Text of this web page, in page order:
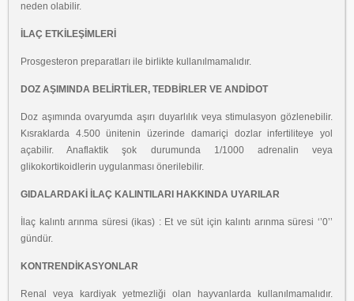
neden olabilir.
İLAÇ ETKİLEŞİMLERİ
Prosgesteron preparatları ile birlikte kullanılmamalıdır.
DOZ AŞIMINDA BELİRTİLER, TEDBİRLER VE ANDİDOT
Doz aşımında ovaryumda aşırı duyarlılık veya stimulasyon gözlenebilir.
Kısraklarda 4.500 ünitenin üzerinde damariçi dozlar infertiliteye yol
açabilir. Anaflaktik şok durumunda 1/1000 adrenalin veya
glikokortikoidlerin uygulanması önerilebilir.
GIDALARDAKİ İLAÇ KALINTILARI HAKKINDA UYARILAR
İlaç kalıntı arınma süresi (ikas) : Et ve süt için kalıntı arınma süresi ‘’0’’
gündür.
KONTRENDİKASYONLAR
Renal veya kardiyak yetmezliği olan hayvanlarda kullanılmamalıdır.